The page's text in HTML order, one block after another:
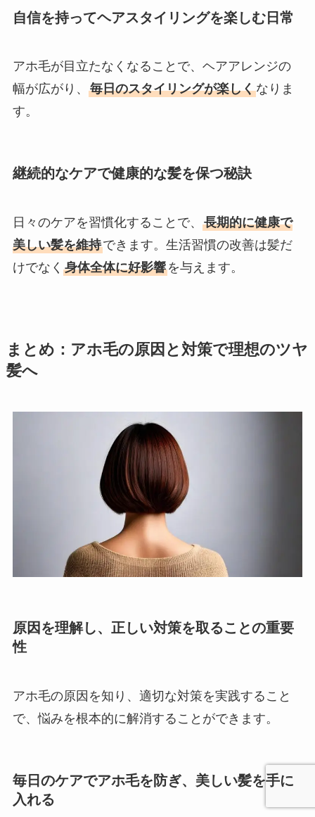
自信を持ってヘアスタイリングを楽しむ日常
アホ毛が目立たなくなることで、ヘアアレンジの
幅が広がり、 毎日のスタイリングが楽しくなりま
す。
継続的なケアで健康的な髪を保つ秘訣
日々のケアを習慣化することで、 長期的に健康で
美しい髪を維持できます。生活習慣の改善は髪だ
けでなく 身体全体に好影響を与えます。
まとめ：アホ毛の原因と対策で理想のツヤ
髪へ
原因を理解し、正しい対策を取ることの重要
性
アホ毛の原因を知り、適切な対策を実践すること
で、悩みを根本的に解消することができます。
毎日のケアでアホ毛を防ぎ、美しい髪を手に
入れる